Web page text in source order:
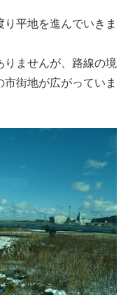
平地を進んでいきま
りませんが、路線の境
街地が広がっていま